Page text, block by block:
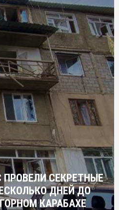
СЕКРЕТНЫЕ
ДНЕЙ ДО
КАРАБАХЕ